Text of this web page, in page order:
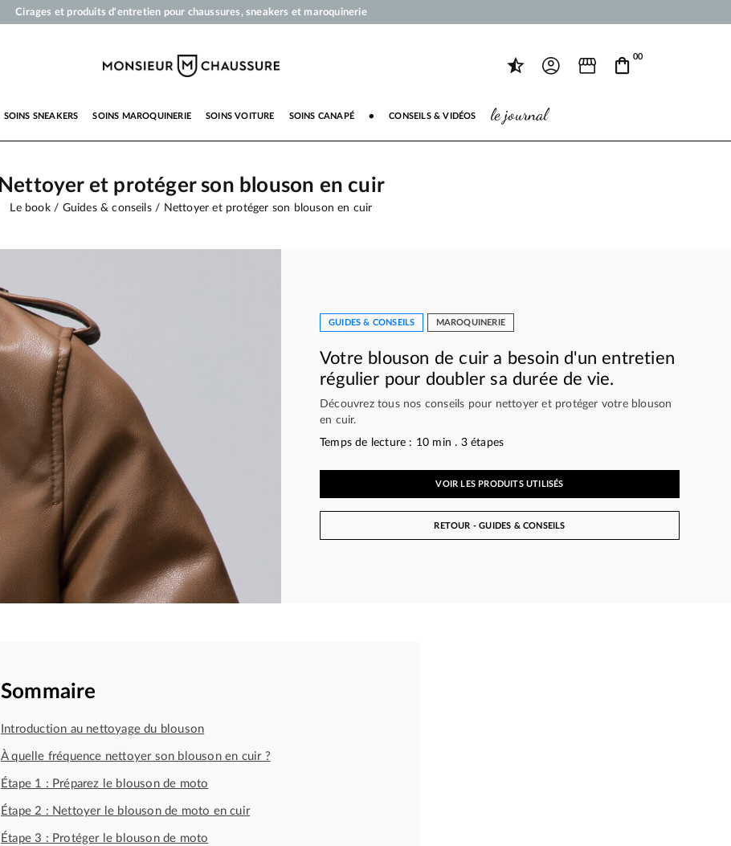
Votre commande sera expédiée en 24 heures ouvrées
Livraison offerte dès 50 € 00
SOINS SNEAKERS SOINS MAROQUINERIE SOINS VOITURE SOINS CANAPÉ ● CONSEILS & VIDÉOS le journal
Nettoyer et protéger son blouson en cuir
Le book Guides & conseils Nettoyer et protéger son blouson en cuir
GUIDES & CONSEILS MAROQUINERIE
Votre blouson de cuir a besoin d'un entretien
régulier pour doubler sa durée de vie.
Découvrez tous nos conseils pour nettoyer et protéger votre blouson
en cuir.
Temps de lecture : 10 min . 3 étapes
VOIR LES PRODUITS UTILISÉS
RETOUR - GUIDES & CONSEILS
Sommaire
Introduction au nettoyage du blouson
À quelle fréquence nettoyer son blouson en cuir ?
Étape 1 : Préparez le blouson de moto
Étape 2 : Nettoyer le blouson de moto en cuir
Étape 3 : Protéger le blouson de moto